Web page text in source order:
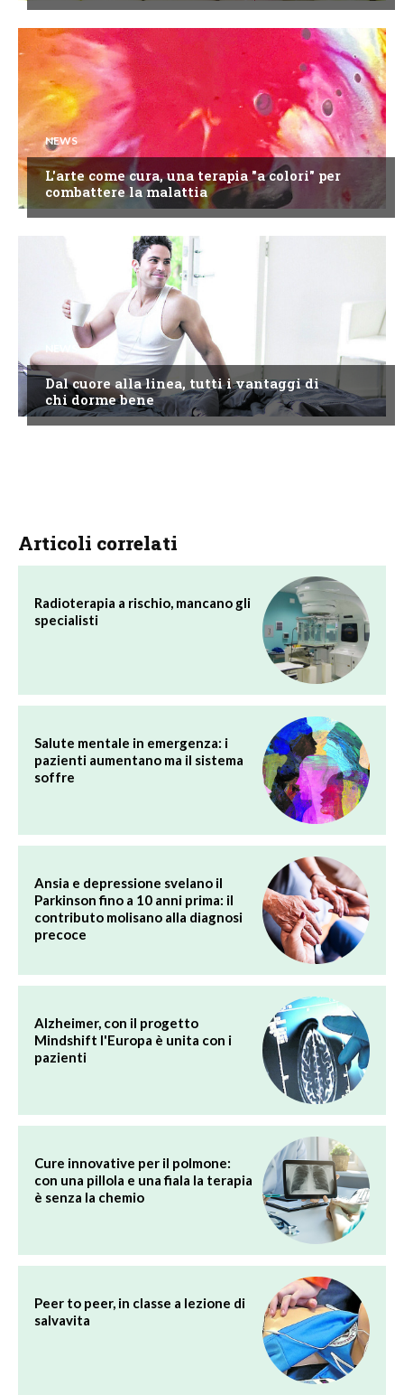
NEWS
L'arte come cura, una terapia "a colori" per
combattere la malattia
NEWS
Dal cuore alla linea, tutti i vantaggi di
chi dorme bene
Articoli correlati
Radioterapia a rischio, mancano gli
specialisti
Salute mentale in emergenza: i
pazienti aumentano ma il sistema
soffre
Ansia e depressione svelano il
Parkinson fino a 10 anni prima: il
contributo molisano alla diagnosi
precoce
Alzheimer, con il progetto
Mindshift l'Europa è unita con i
pazienti
Cure innovative per il polmone:
con una pillola e una fiala la terapia
è senza la chemio
Peer to peer, in classe a lezione di
salvavita